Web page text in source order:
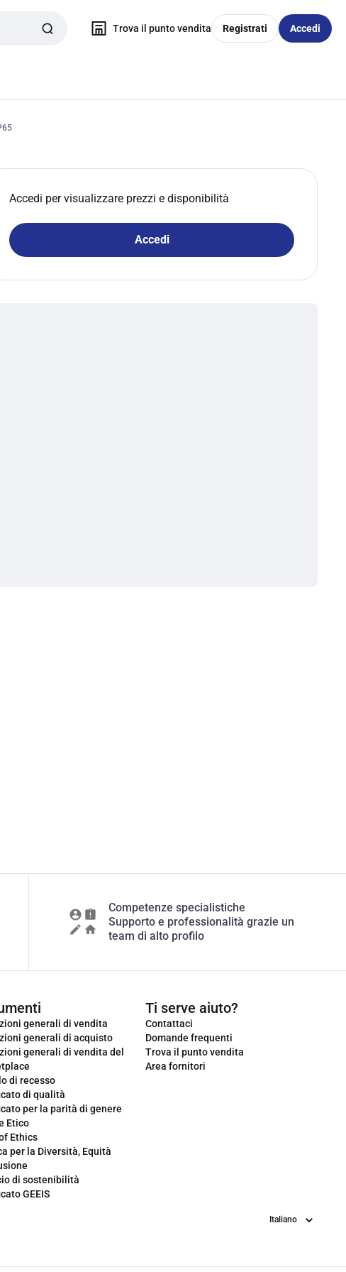
Trova il punto vendita Registrati Accedi
Accedi per visualizzare prezzi e disponibilità
Accedi
Competenze specialistiche
Supporto e professionalità grazie un
team di alto profilo
generali di vendita
generali di acquisto
generali di vendita del
di recesso
di qualità
per la parità di genere
Etico
Ethics
per la Diversità, Equità
di sostenibilità
GEEIS
Ti serve aiuto?
Contattaci
Domande frequenti
Trova il punto vendita
Area fornitori
Lingua